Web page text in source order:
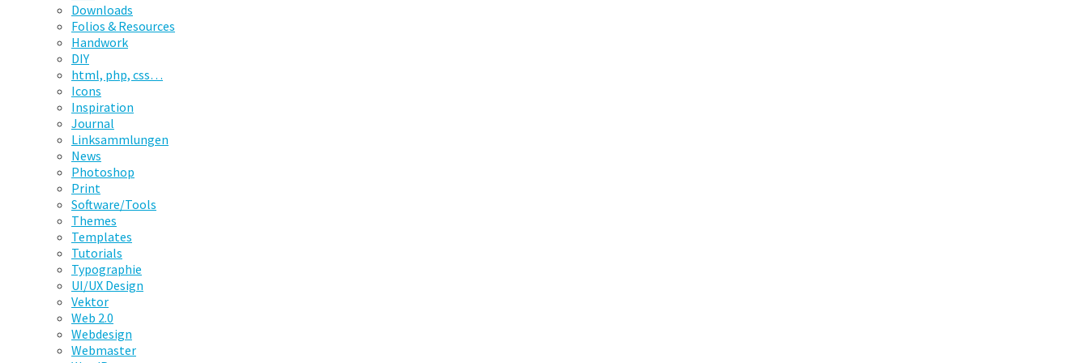
Downloads
Folios & Resources
Handwork
DIY
html, php, css…
Icons
Inspiration
Journal
Linksammlungen
News
Photoshop
Print
Software/Tools
Themes
Templates
Tutorials
Typographie
UI/UX Design
Vektor
Web 2.0
Webdesign
Webmaster